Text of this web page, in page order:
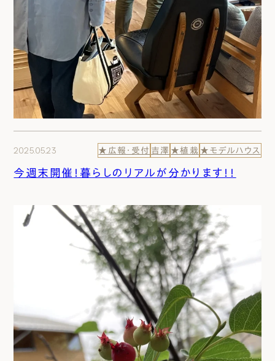
2025.05.23 ★広報・受付 吉澤 ★植栽 ★モデルハウス
今週末開催！暮らしのリアルが分かります！！